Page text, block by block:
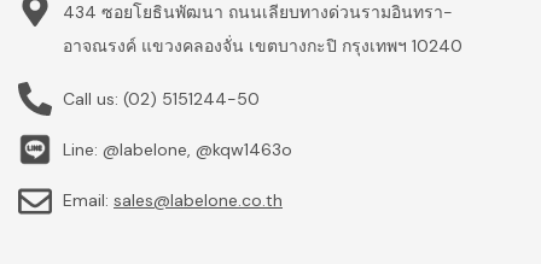
434 ซอยโยธินพัฒนา ถนนเลียบทางด่วนรามอินทรา-
อาจณรงค์ แขวงคลองจั่น เขตบางกะปิ กรุงเทพฯ 10240
Call us: (02) 5151244-50
Line: @labelone, @kqw1463o
Email: sales@labelone.co.th